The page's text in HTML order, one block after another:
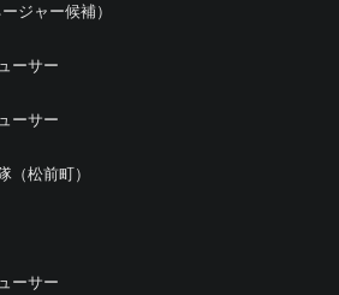
ジャー候補）
ーサー
ーサー
（松前町）
ーサー